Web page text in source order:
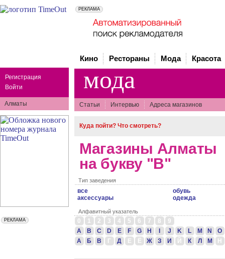
Регистрация
Войти
Алматы
Кино Рестораны Мода Красота
мода
Статьи Интервью Адреса магазинов
Куда пойти? Что смотреть?
Магазины Алматы
на букву "B"
Тип заведения
все
аксессуары
обувь
одежда
Алфавитный указатель
0 1 2 3 4 5 6 7 8
9
A
B C D E F G H J K L M N
O
А
Б В Г Д Е Ё Ж З И Й К Л М Н